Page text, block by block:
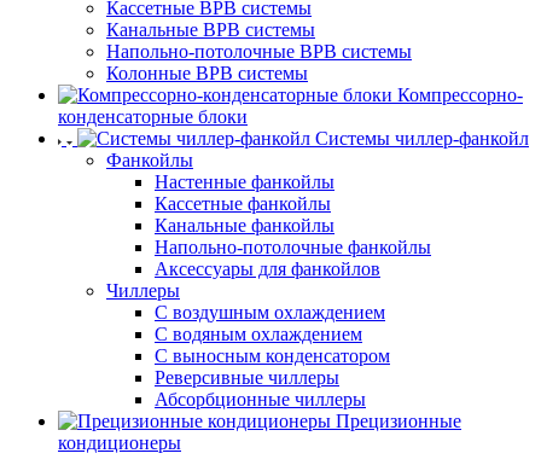
Кассетные ВРВ системы
Канальные ВРВ системы
Напольно-потолочные ВРВ системы
Колонные ВРВ системы
Компрессорно-
конденсаторные блоки
Системы чиллер-фанкойл
Фанкойлы
Настенные фанкойлы
Кассетные фанкойлы
Канальные фанкойлы
Напольно-потолочные фанкойлы
Аксессуары для фанкойлов
Чиллеры
С воздушным охлаждением
С водяным охлаждением
С выносным конденсатором
Реверсивные чиллеры
Абсорбционные чиллеры
Прецизионные
кондиционеры